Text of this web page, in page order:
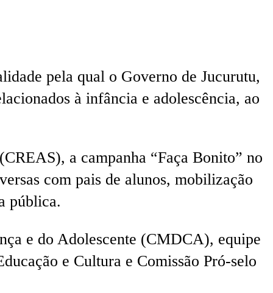
pela qual o Governo de Jucurutu,
à infância e adolescência, ao
a campanha “Faça Bonito” no
com pais de alunos, mobilização
pública.
e do Adolescente (CMDCA), equipe
e Cultura e Comissão Pró-selo